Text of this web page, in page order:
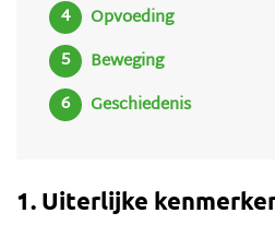
Opvoeding
Beweging
Geschiedenis
1. Uiterlijke